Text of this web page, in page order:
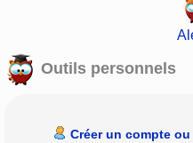
Outils personnels
Créer un compte